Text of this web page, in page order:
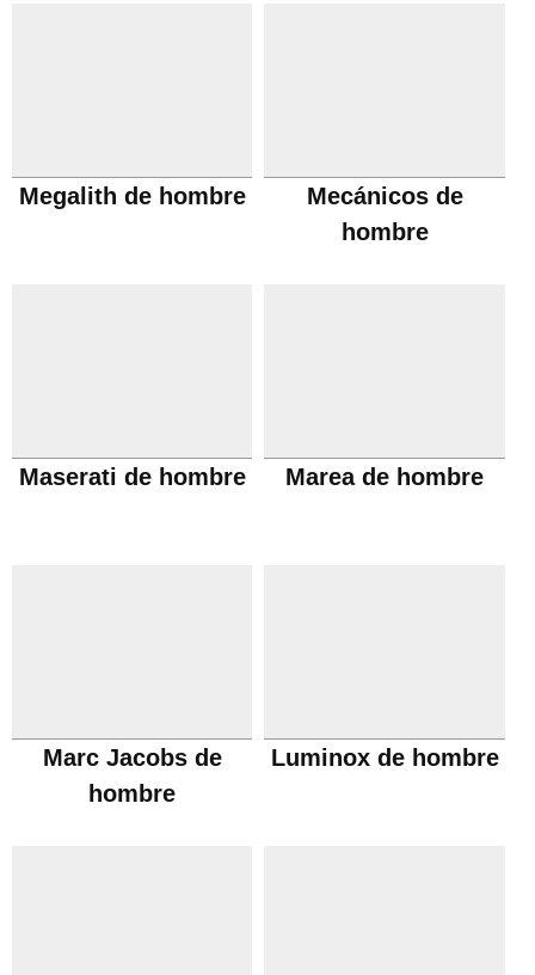
Megalith de hombre
Mecánicos de
hombre
Maserati de hombre Marea de hombre
Marc Jacobs de
hombre
Luminox de hombre